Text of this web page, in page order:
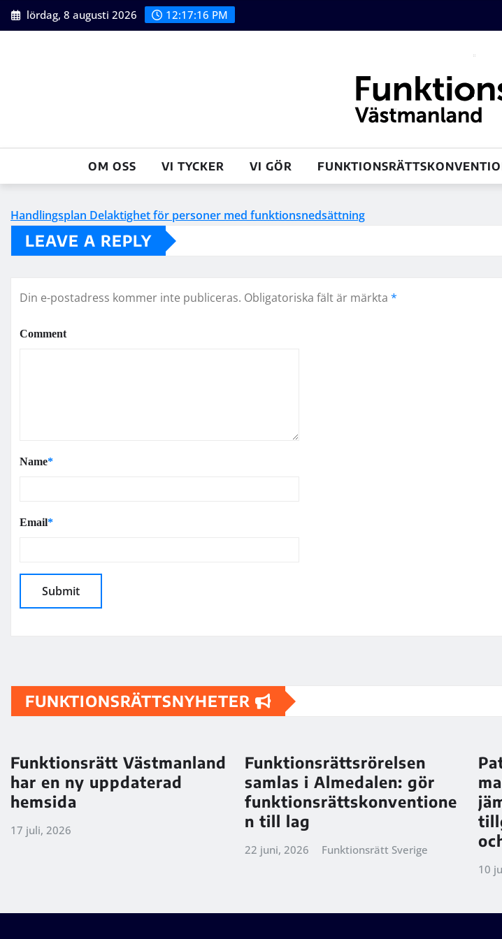
Skip
to
lördag, 8 augusti 2026 12:17:16 PM
OM OSS VI TYCKER VI GÖR
Handlingsplan Delaktighet för personer med funktionsnedsättning
LEAVE A REPLY
Din e-postadress kommer inte publiceras. Obligatoriska fält är märkta *
Comment
Name*
Email*
FUNKTIONSRÄTTSNYHETER
Funktionsrätt Västmanland
har en ny uppdaterad
hemsida
17 juli, 2026
Funktionsrättsrörelsen
samlas i Almedalen: gör
funktionsrättskonventione
n till lag
22 juni, 2026 Funktionsrätt Sverige
10